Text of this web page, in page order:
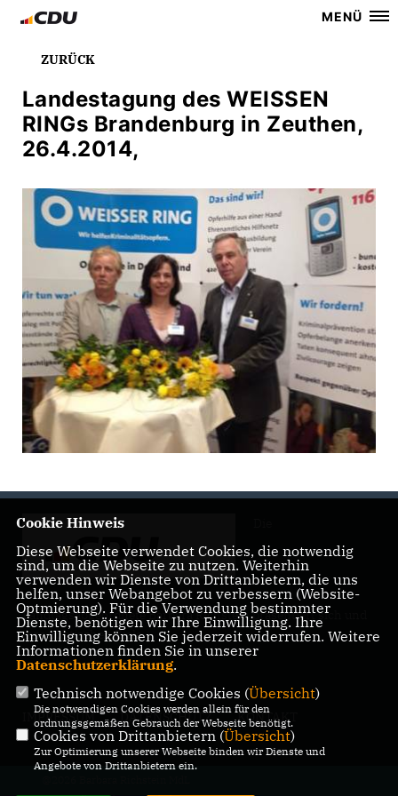
MENÜ
ZURÜCK
Landestagung des WEISSEN
RINGs Brandenburg in Zeuthen,
26.4.2014,
Landtagsabgeordnete Barbara Richstein präsentiert sich und
ihre politischen Ziele.
IMPRESSUM DATENSCHUTZ KONTAKT
Cookie Hinweis
Diese Webseite verwendet Cookies, die notwendig
sind, um die Webseite zu nutzen. Weiterhin
verwenden wir Dienste von Drittanbietern, die uns
helfen, unser Webangebot zu verbessern (Website-
Optmierung). Für die Verwendung bestimmter
Dienste, benötigen wir Ihre Einwilligung. Ihre
Einwilligung können Sie jederzeit widerrufen. Weitere
Informationen finden Sie in unserer
Datenschutzerklärung.
Technisch notwendige Cookies (Übersicht)
Die notwendigen Cookies werden allein für den
ordnungsgemäßen Gebrauch der Webseite benötigt.
Cookies von Drittanbietern (Übersicht)
Zur Optimierung unserer Webseite binden wir Dienste und
Angebote von Drittanbietern ein.